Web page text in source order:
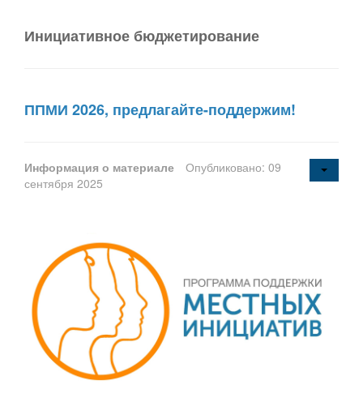
Инициативное бюджетирование
ППМИ 2026, предлагайте-поддержим!
Информация о материале
Опубликовано: 09
сентября 2025